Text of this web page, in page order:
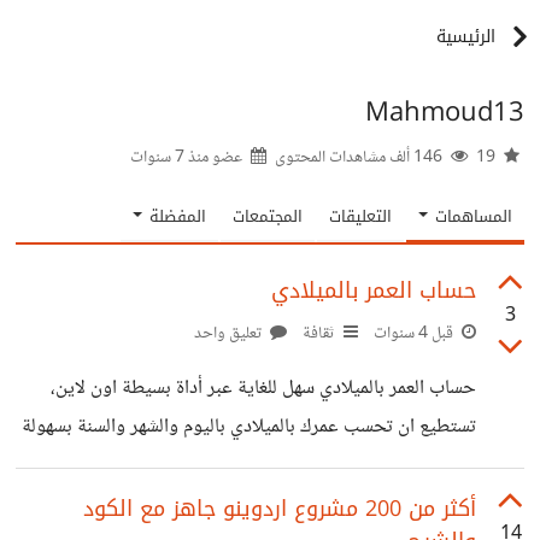
الرئيسية
Mahmoud13
عضو منذ7 سنوات
المساهمات التعليقات المجتمعات المفضلة
3
حساب العمر بالميلادي
قبل 4 سنوات ثقافة تعليق واحد
حساب العمر بالميلادي سهل للغاية عبر أداة بسيطة اون لاين،
تستطيع ان تحسب عمرك بالميلادي باليوم والشهر والسنة بسهولة
تامة ملء الحقول المخصصة لهذا الأمر. كيفية حساب العمر
بالميلادي ادخل الي : https://www.word-
أكثر من 200 مشروع اردوينو جاهز مع الكود